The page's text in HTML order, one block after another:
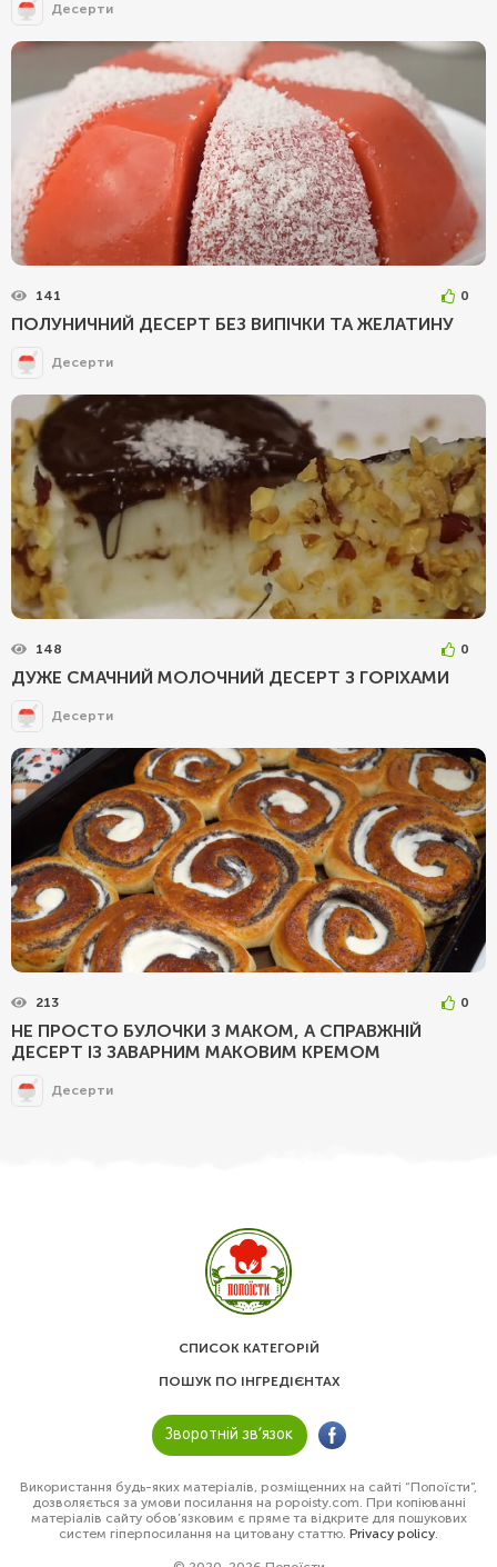
Десерти
141 0
ПОЛУНИЧНИЙ ДЕСЕРТ БЕЗ ВИПІЧКИ ТА ЖЕЛАТИНУ
Десерти
148 0
ДУЖЕ СМАЧНИЙ МОЛОЧНИЙ ДЕСЕРТ З ГОРІХАМИ
Десерти
213 0
НЕ ПРОСТО БУЛОЧКИ З МАКОМ, А СПРАВЖНІЙ
ДЕСЕРТ ІЗ ЗАВАРНИМ МАКОВИМ КРЕМОМ
Десерти
СПИСОК КАТЕГОРІЙ
ПОШУК ПО ІНГРЕДІЄНТАХ
Зворотній зв’язок
Використання будь-яких матеріалів, розміщенних на сайті “Попоїсти”,
дозволяється за умови посилання на popoisty.com. При копіюванні
матеріалів сайту обов’язковим є пряме та відкрите для пошукових
систем гіперпосилання на цитовану статтю. Privacy policy.